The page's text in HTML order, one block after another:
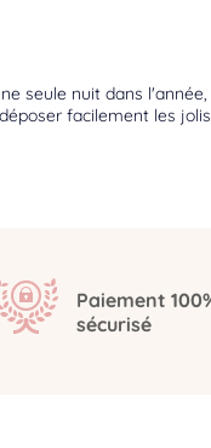
seule nuit dans
facilement les
Paiement
sécurisé